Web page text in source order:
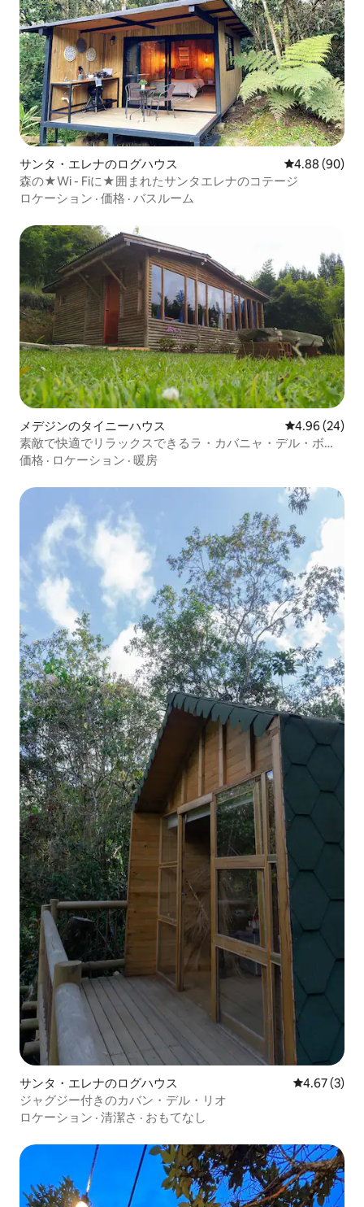
サンタ・エレナのログハウス レビュー90件
4.88 (90)
森の★Wi - Fiに★囲まれたサンタエレナのコテージ
ロケーション · 価格 · バスルーム
メデジンのタイニーハウス レビュー24
4.96 (24)
素敵で快適でリラックスできるラ・カバニャ・デル・ボス
ク。 私たちのキャビンでの穏やかで静けさ、静けさ、休息
価格 · ロケーション · 暖房
サンタ・エレナのログハウス レビュー3
4.67 (3)
ジャグジー付きのカバン・デル・リオ
ロケーション · 清潔さ · おもてなし